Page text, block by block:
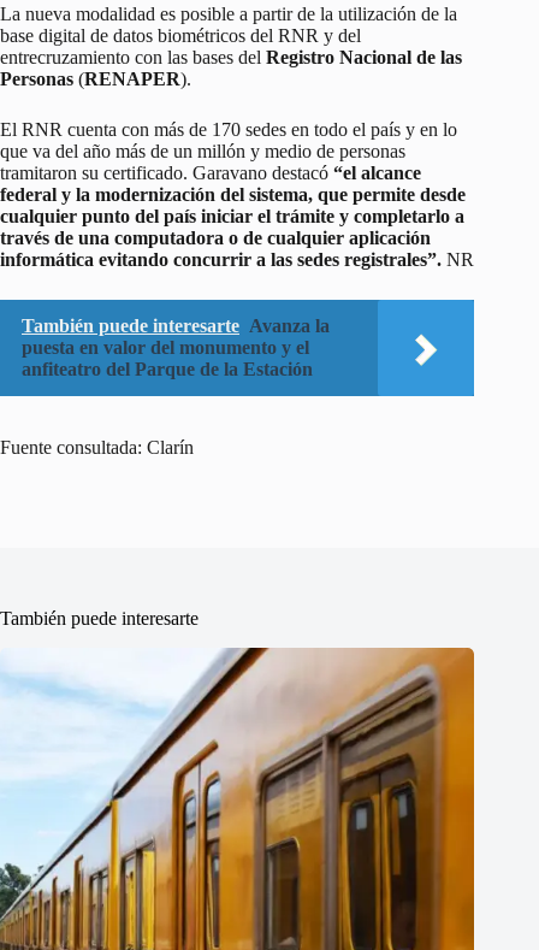
La nueva modalidad es posible a partir de la utilización de la
base digital de datos biométricos del RNR y del
entrecruzamiento con las bases del Registro Nacional de las
Personas (RENAPER).
El RNR cuenta con más de 170 sedes en todo el país y en lo
que va del año más de un millón y medio de personas
tramitaron su certificado. Garavano destacó “el alcance
federal y la modernización del sistema, que permite desde
cualquier punto del país iniciar el trámite y completarlo a
través de una computadora o de cualquier aplicación
informática evitando concurrir a las sedes registrales”. NR
También puede interesarte Avanza la
puesta en valor del monumento y el
anfiteatro del Parque de la Estación
Fuente consultada: Clarín
También puede interesarte